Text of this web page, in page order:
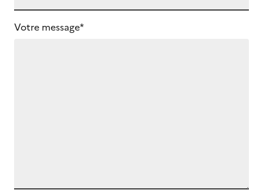
Votre message*